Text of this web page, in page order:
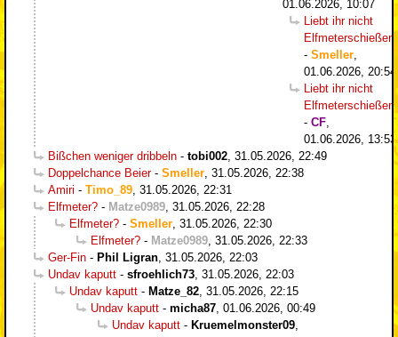
01.06.2026, 10:07
Liebt ihr nicht
- Smeller
01.06.2026, 20:54
Liebt ihr nicht
- CF
01.06.2026, 13:53
Bißchen weniger dribbeln - tobi002 31.05.2026, 22:49
Doppelchance Beier- Smeller 31.05.2026, 22:38
Amiri - Timo_89 31.05.2026, 22:31
Elfmeter? - Matze0989 31.05.2026, 22:28
Elfmeter? - Smeller 31.05.2026, 22:30
Elfmeter? - Matze0989 31.05.2026, 22:33
Ger-Fin - Phil Ligran 31.05.2026, 22:03
Undav kaputt - sfroehlich73 31.05.2026, 22:03
Undav kaputt - Matze_82 31.05.2026, 22:15
Undav kaputt - micha87 01.06.2026, 00:49
Undav kaputt - Kruemelmonster09